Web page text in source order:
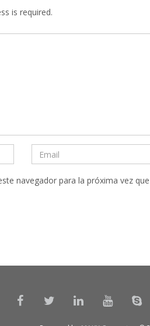
is required.
navegador para la próxima vez